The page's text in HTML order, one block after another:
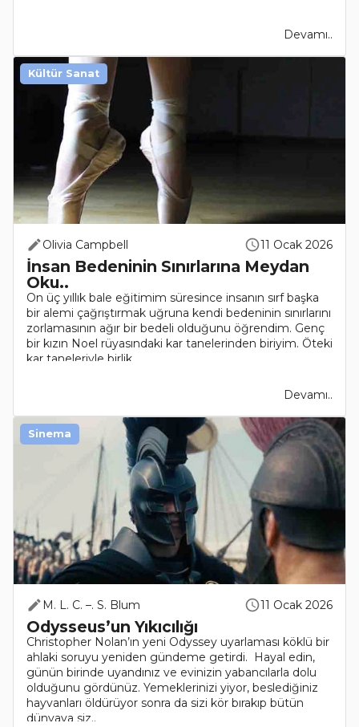
Devamı..
Olivia Campbell 11 Ocak 2026
İnsan Bedeninin Sınırlarına Meydan
Oku..
On üç yıllık bale eğitimim süresince insanın sırf başka
bir alemi çağrıştırmak uğruna kendi bedeninin sınırlarını
zorlamasının ağır bir bedeli olduğunu öğrendim. Genç
bir kızın Noel rüyasındaki kar tanelerinden biriyim. Öteki
kar taneleriyle birlik..
Devamı..
Kültür Sanat
M. L. C. –. S. Blum 11 Ocak 2026
Odysseus’un Yıkıcılığı
Christopher Nolan’ın yeni Odyssey uyarlaması köklü bir
ahlaki soruyu yeniden gündeme getirdi. Hayal edin,
günün birinde uyandınız ve evinizin yabancılarla dolu
olduğunu gördünüz. Yemeklerinizi yiyor, beslediğiniz
hayvanları öldürüyor sonra da sizi kör bırakıp bütün
dünyaya siz..
Sinema